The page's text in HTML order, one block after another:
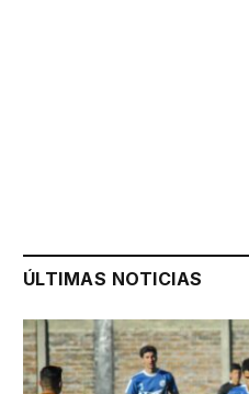
ÚLTIMAS NOTICIAS